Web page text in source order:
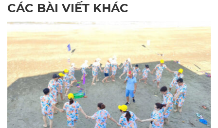
CÁC BÀI VIẾT KHÁC